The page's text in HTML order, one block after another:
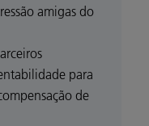
amigas do
para
de